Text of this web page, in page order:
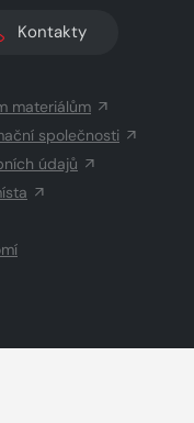
Kontakty
materiálům
společnosti
údajů